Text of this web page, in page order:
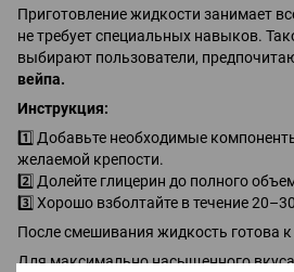
Приготовление жидкости занимает
не требует специальных навыков.
выбирают пользователи,
вейпа.
Инструкция:
1️⃣ Добавьте необходимые
желаемой крепости.
2️⃣ Долейте глицерин до полного
3️⃣ Хорошо взболтайте в течение
После смешивания жидкость готова
Для максимально насыщенного